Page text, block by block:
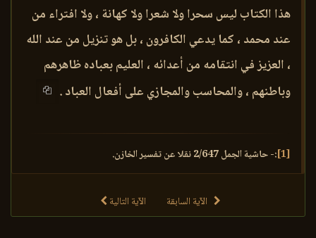
هذا الكتاب ليس سحرا ولا شعرا ولا كهانة ، ولا افتراء من
عند محمد ، كما يدعي الكافرون ، بل هو تنزيل من عند الله
، العزيز في انتقامه من أعدائه ، العليم بعباده ظاهرهم
وباطنهم ، والمحاسب والمجازي على أفعال العباد .
[1] :- حاشية الجمل 2/647 نقلا عن تفسير الخازن.
الآية السابقة الآية التالية